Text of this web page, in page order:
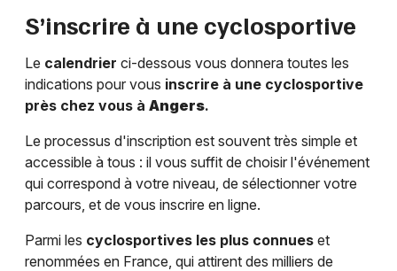
S’inscrire à une cyclosportive
Le calendrier ci-dessous vous donnera toutes les
indications pour vous inscrire à une cyclosportive
près chez vous à Angers.
Le processus d'inscription est souvent très simple et
accessible à tous : il vous suffit de choisir l'événement
qui correspond à votre niveau, de sélectionner votre
parcours, et de vous inscrire en ligne.
Parmi les cyclosportives les plus connues et
renommées en France, qui attirent des milliers de